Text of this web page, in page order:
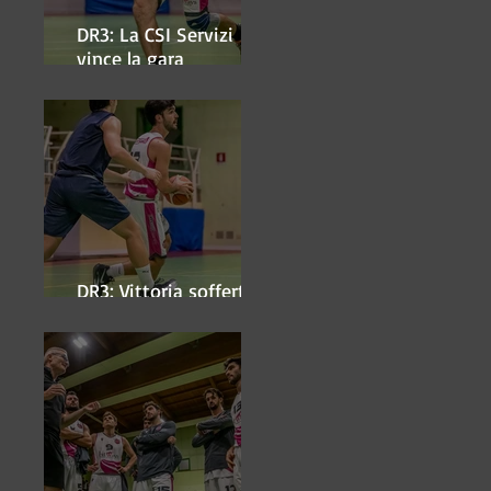
DR3: La CSI Servizi
vince la gara
DR3: Vittoria sofferta a